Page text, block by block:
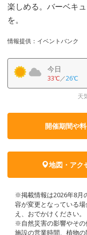
楽しめる。バーベキ
を。
情報提供：イベントバンク
今日
33℃／26℃
天
開催期間や
地図・アク
※掲載情報は2026年8月
容が変更となっている
え、おでかけください。
※自然災害の影響やその
施設の営業時間、植物